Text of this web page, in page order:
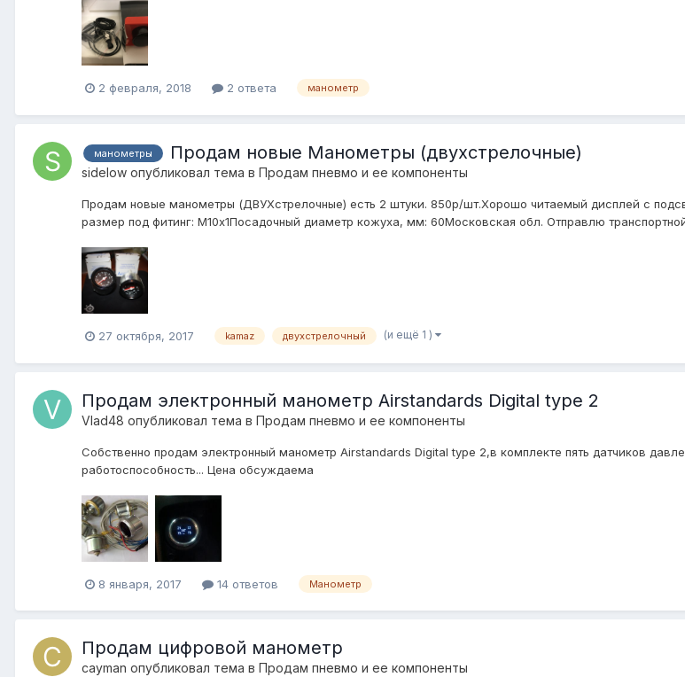
2 февраля, 2018 2 ответа манометр
манометры Продам новые Манометры (двухстрелочные)
sidelow опубликовал тема в Продам пневмо и ее компоненты
Продам новые манометры (ДВУХстрелочные) есть 2 штуки. 850р/шт.Хорошо читаемый дисплей с
размер под фитинг: М10х1Посадочный диаметр кожуха, мм: 60Московская обл. Отправлю
27 октября, 2017 kamaz двухстрелочный (и ещё 1 )
Продам электронный манометр Airstandards Digital type 2
Vlad48 опубликовал тема в Продам пневмо и ее компоненты
Собственно продам электронный манометр Airstandards Digital type 2,в комплекте пять датчиков
работоспособность... Цена обсуждаема
8 января, 2017 14 ответов Манометр
Продам цифровой манометр
cayman опубликовал тема в Продам пневмо и ее компоненты